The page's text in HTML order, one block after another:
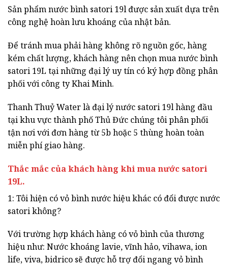
Sản phẩm nước bình satori 19l được sản xuất dựa trên
công nghệ hoàn lưu khoáng của nhật bản.
Để tránh mua phải hàng không rõ nguồn gốc, hàng
kém chất lượng, khách hàng nên chọn mua nước bình
satori 19L tại những đại lý uy tín có ký hợp đồng phân
phối với công ty Khai Minh.
Thanh Thuỷ Water là đại lý nước satori 19l hàng đầu
tại khu vực thành phố Thủ Đức chúng tôi phân phối
tận nơi với đơn hàng từ 5b hoặc 5 thùng hoàn toàn
miễn phí giao hàng.
Thắc mắc của khách hàng khi mua nước satori
19L.
1: Tôi hiện có vỏ bình nước hiệu khác có đổi được nước
satori không?
Với trường hợp khách hàng có vỏ bình của thương
hiệu như: Nước khoáng lavie, vĩnh hảo, vihawa, ion
life, viva, bidrico sẽ được hỗ trợ đổi ngang vỏ bình